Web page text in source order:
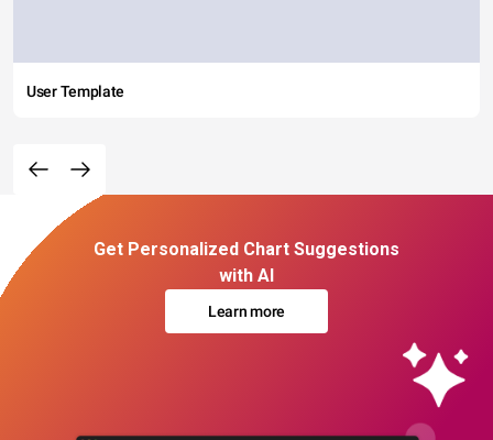
User Template
Get Personalized Chart Suggestions
with AI
Learn more